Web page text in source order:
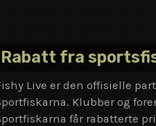
Rabatt fra
Live er den offisielle
Klubber og
får rabatterte